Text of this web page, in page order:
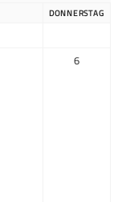
DONNERSTAG
6